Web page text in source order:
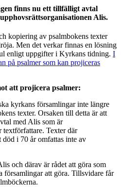
finns nu ett tillfälligt avtal
Alis.
kopiering av psalmbokens texter
Men det verkar finnas en lösning
enligt uppgifter i Kyrkans tidning. I
på psalmer som kan projiceras
att projicera psalmer:
kyrkans församlingar inte längre
texter. Orsaken till detta är att
med Alis som är
textförfattare. Texter där
död i 70 år omfattas inte av
och därav är rådet att göra som
församlingar att göra. Tillsvidare får